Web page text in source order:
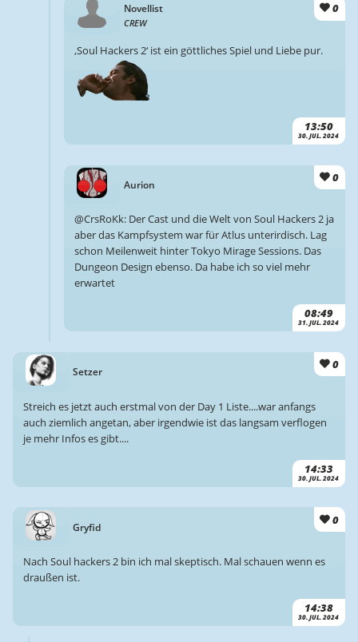
Novellist
CREW
0
13:50
30. JUL. 2024
‚Soul Hackers 2‘ ist ein göttliches Spiel und Liebe pur.
Aurion
0
08:49
31. JUL. 2024
@CrsRoKk: Der Cast und die Welt von Soul Hackers 2 ja
aber das Kampfsystem war für Atlus unterirdisch. Lag
schon Meilenweit hinter Tokyo Mirage Sessions. Das
Dungeon Design ebenso. Da habe ich so viel mehr
erwartet
Setzer
0
14:33
30. JUL. 2024
Streich es jetzt auch erstmal von der Day 1 Liste....war anfangs
auch ziemlich angetan, aber irgendwie ist das langsam verflogen
je mehr Infos es gibt....
Gryfid
0
14:38
30. JUL. 2024
Nach Soul hackers 2 bin ich mal skeptisch. Mal schauen wenn es
draußen ist.